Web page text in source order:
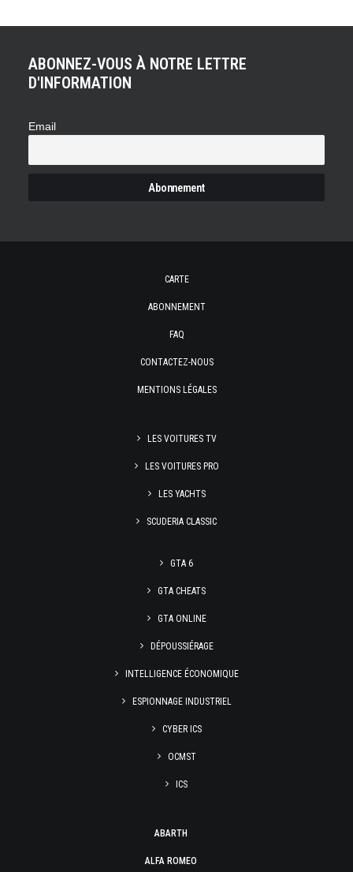
ABONNEZ-VOUS À NOTRE LETTRE
D'INFORMATION
Email
CARTE
ABONNEMENT
FAQ
CONTACTEZ-NOUS
MENTIONS LÉGALES
LES VOITURES TV
LES VOITURES PRO
LES YACHTS
SCUDERIA CLASSIC
GTA 6
GTA CHEATS
GTA ONLINE
DÉPOUSSIÉRAGE
INTELLIGENCE ÉCONOMIQUE
ESPIONNAGE INDUSTRIEL
CYBER ICS
OCMST
ICS
ABARTH
ALFA ROMEO